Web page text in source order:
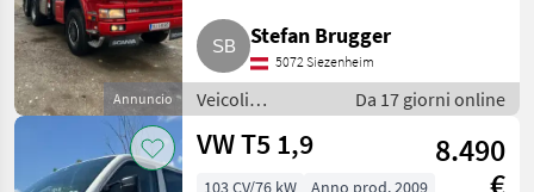
Annuncio
Stefan Brugger
5072 Siezenheim
Veicoli
commerciali /
Camion
Da 17 giorni online
VW T5 1,9
8.490
103 CV/76 kW Anno prod. 2009